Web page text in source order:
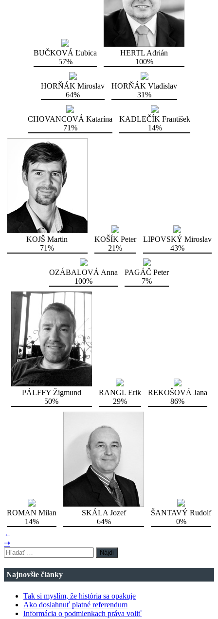
BUČKOVÁ Ľubica
57%
HERTL Adrián
100%
HORŇÁK Miroslav
64%
HORŇÁK Vladislav
31%
CHOVANCOVÁ Katarína
71%
KADLEČÍK František
14%
KOJŠ Martin
71%
KOŠÍK Peter
21%
LIPOVSKÝ Miroslav
43%
OZÁBALOVÁ Anna
100%
PAGÁČ Peter
7%
PÁLFFY Žigmund
50%
RANGL Erik
29%
REKOŠOVÁ Jana
86%
ROMAN Milan
14%
SKÁLA Jozef
64%
ŠANTAVÝ Rudolf
0%
←
➝
Hľadať:
Najnovšie články
Tak si myslím, že história sa opakuje
Ako dosiahnuť platné referendum
Informácia o podmienkach práva voliť